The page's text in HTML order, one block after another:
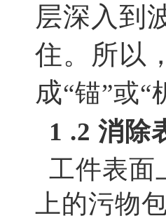
层深入到
住。所以
成“锚”或“
1 .2 消
工件表面
上的污物